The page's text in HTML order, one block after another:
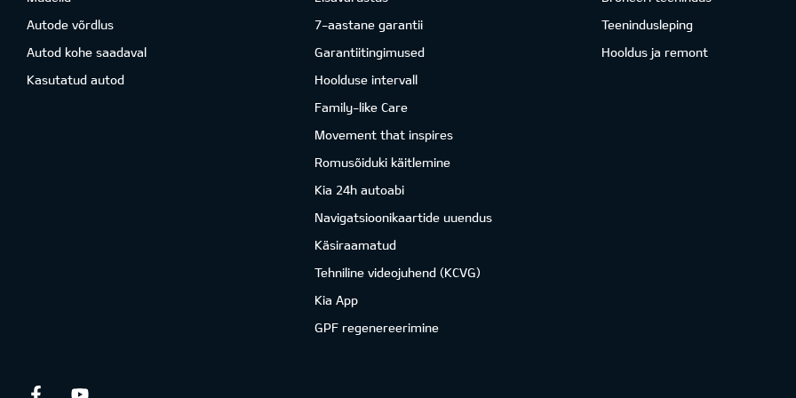
Autode võrdlus
Autod kohe saadaval
Kasutatud autod
7-aastane garantii
Garantiitingimused
Hoolduse intervall
Family-like Care
Movement that inspires
Romusõiduki käitlemine
Kia 24h autoabi
Navigatsioonikaartide uuendus
Käsiraamatud
Tehniline videojuhend (KCVG)
Kia App
GPF regenereerimine
Teenindusleping
Hooldus ja remont